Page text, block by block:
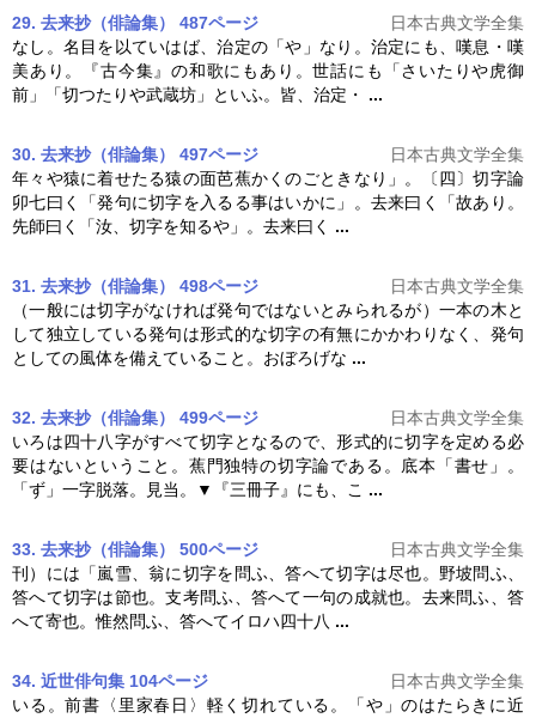
29. 去来抄（俳論集） 487ページ
日本古典文学全集
なし。名目を以ていはば、治定の「や」なり。治定にも、嘆息・嘆
美あり。『古今集』の和歌にもあり。世話にも「さいたりや虎御
前」「切つたりや武蔵坊」といふ。皆、治定・ ...
30. 去来抄（俳論集） 497ページ
日本古典文学全集
年々や猿に着せたる猿の面芭蕉かくのごときなり」。〔四〕切字論
卯七曰く「発句に切字を入るる事はいかに」。去来曰く「故あり。
先師曰く「汝、 切字を知るや」。去来曰く ...
31. 去来抄（俳論集） 498ページ
日本古典文学全集
（一般には切字がなければ発句ではないとみられるが）一本の木と
して独立している発句は形式的な切字の有無にかかわりなく、発句
としての風体を備えていること。おぼろげな ...
32. 去来抄（俳論集） 499ページ
日本古典文学全集
いろは四十八字がすべて切字となるので、形式的に切字を定める必
要はないということ。蕉門独特の切字論である。底本「書せ」。
「ず」一字脱落。見当。▼『三冊子』にも、こ ...
33. 去来抄（俳論集） 500ページ
日本古典文学全集
刊）には「嵐雪、翁に切字を問ふ、答へて切字は尽也。野坡問ふ、
答へて切字は節也。支考問ふ、答へて一句の成就也。去来問ふ、答
へて寄也。惟然問ふ、答へてイロハ四十八 ...
34. 近世俳句集 104ページ
日本古典文学全集
いる。前書〈里家春日〉軽く切れている。「や」のはたらきに近